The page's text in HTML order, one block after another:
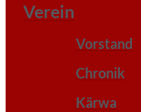
Verein
Vorstand
Chronik
Kärwa